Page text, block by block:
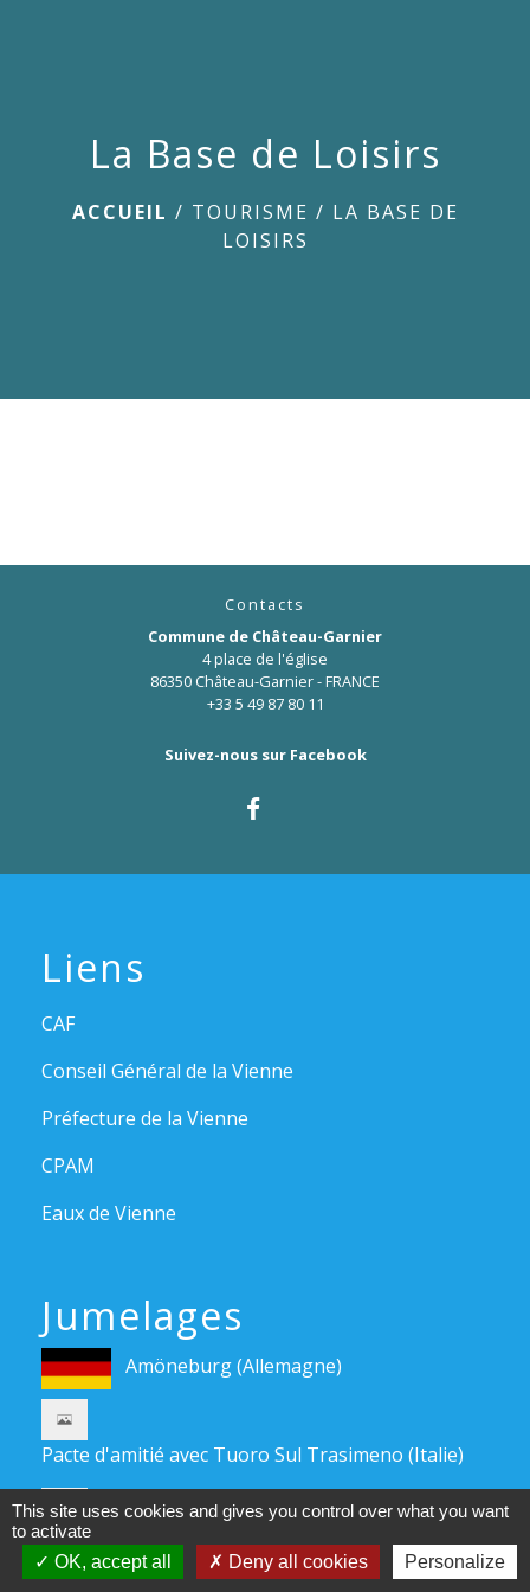
La Base de Loisirs
ACCUEIL / TOURISME / LA BASE DE
LOISIRS
Contacts
Commune de Château-Garnier
4 place de l'église
86350 Château-Garnier - FRANCE
+33 5 49 87 80 11
Suivez-nous sur Facebook
Liens
CAF
Conseil Général de la Vienne
Préfecture de la Vienne
CPAM
Eaux de Vienne
Jumelages
Amöneburg (Allemagne)
Pacte d'amitié avec Tuoro Sul Trasimeno (Italie)
Pacte d'amitié avec Tragwein (Autriche)
Mentions légales - Politique de confidentialité -
This site uses cookies and gives you control over what you want
to activate
OK, accept all
Deny all cookies Personalize